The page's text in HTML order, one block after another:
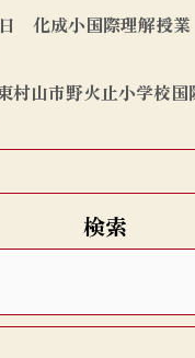
化成小国際理解授業
村山市野火止小学校国
検索